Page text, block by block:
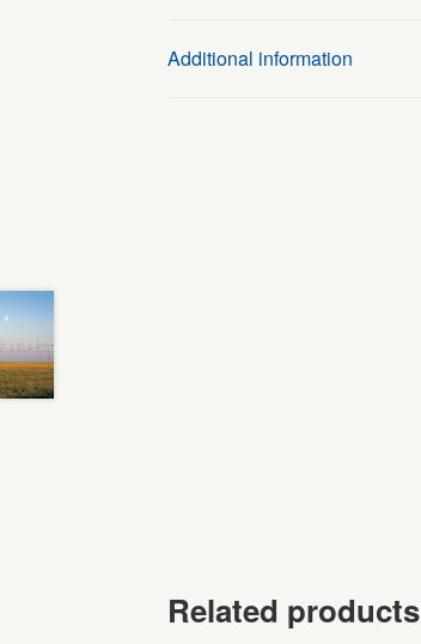
Additional information
Related products